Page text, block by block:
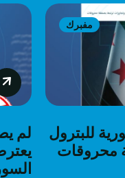
لم
مفبرك
للبترول
محروقات